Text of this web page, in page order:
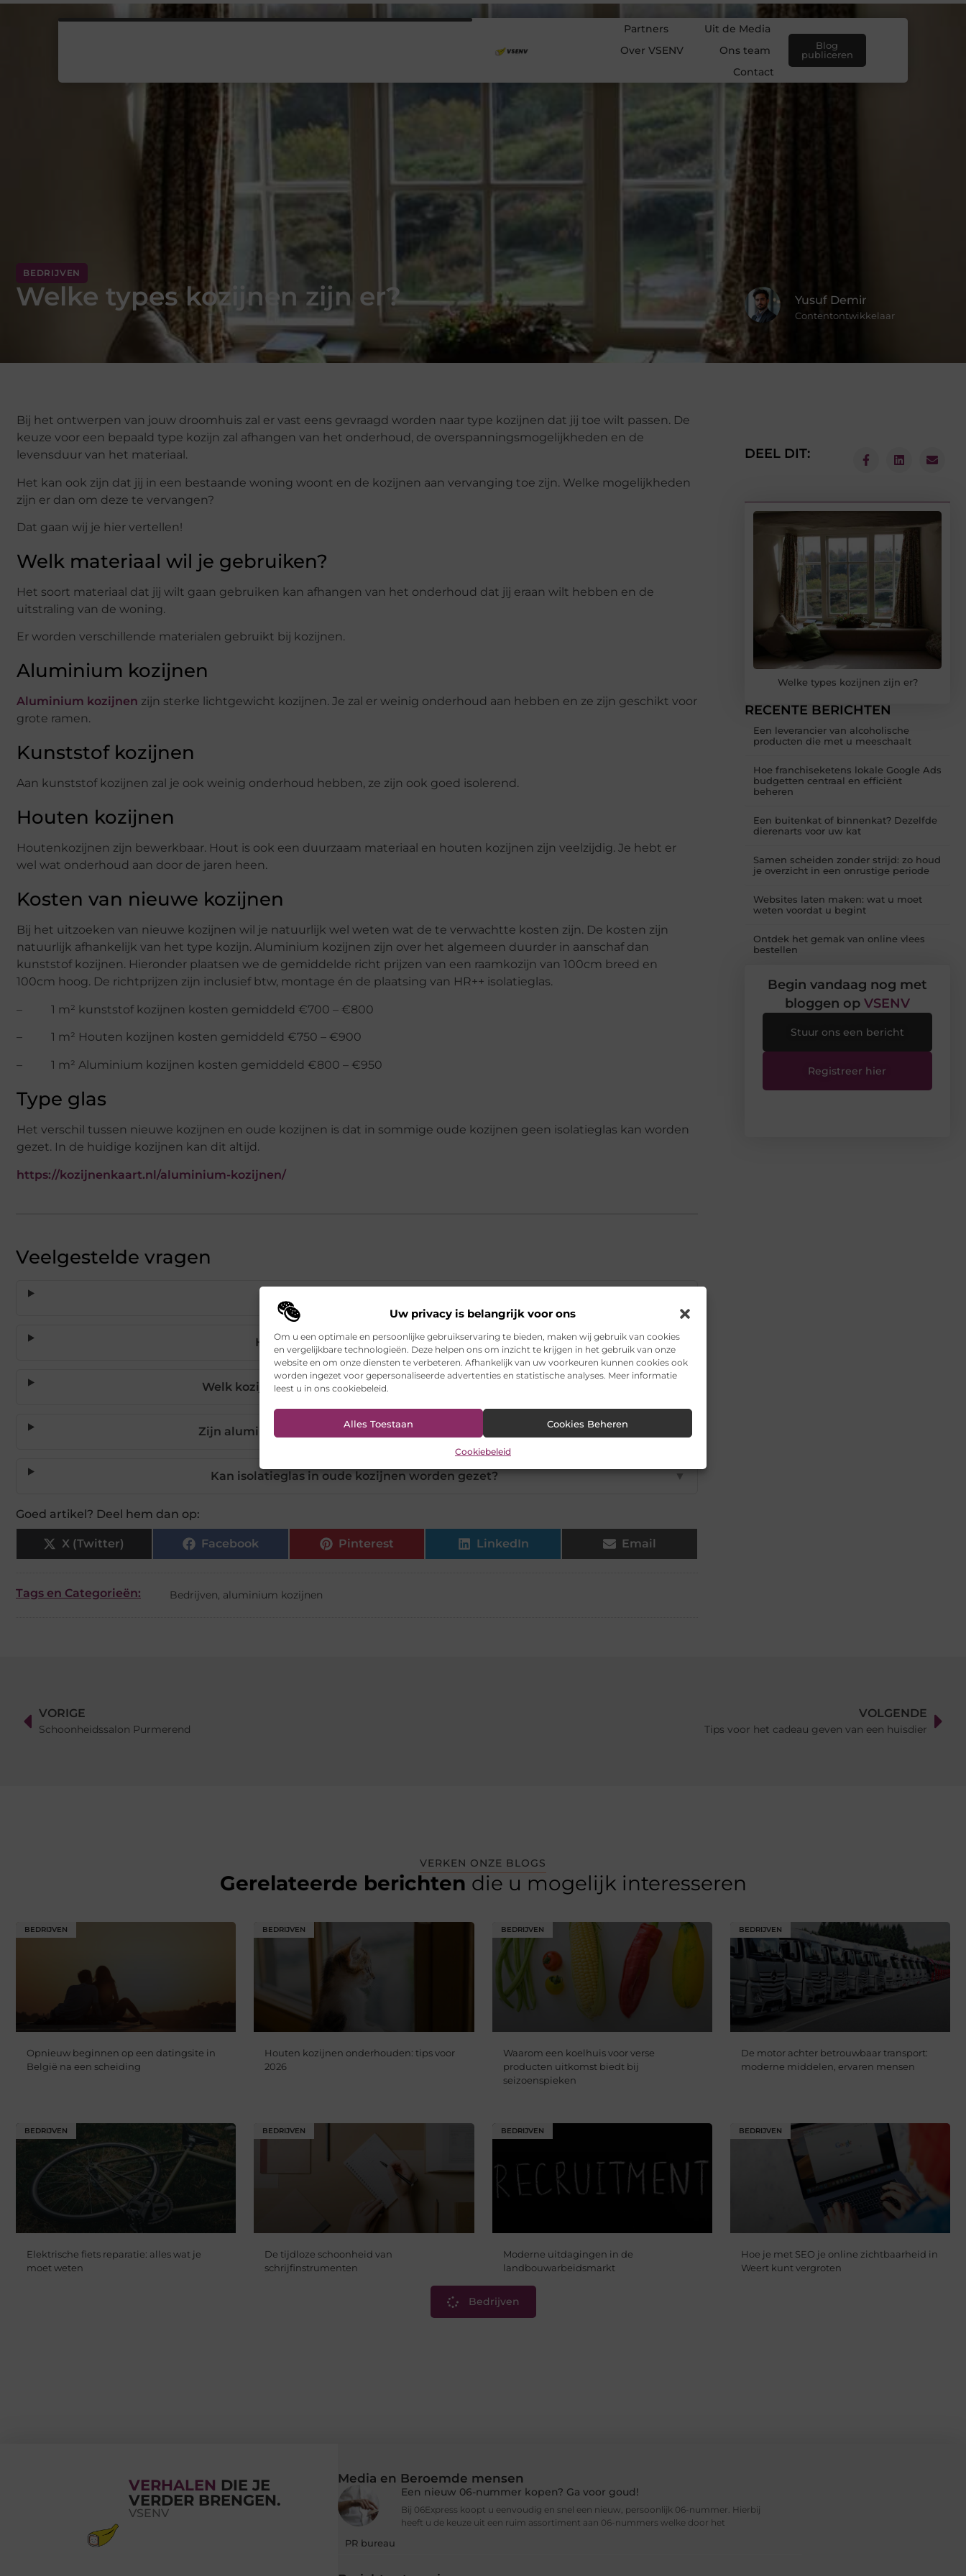
Uw privacy is belangrijk voor ons
Om u een optimale en persoonlijke gebruikservaring te bieden, maken wij gebruik van cookies
en vergelijkbare technologieën. Deze helpen ons om inzicht te krijgen in het gebruik van onze
website en om onze diensten te verbeteren. Afhankelijk van uw voorkeuren kunnen cookies ook
worden ingezet voor gepersonaliseerde advertenties en statistische analyses. Meer informatie
leest u in ons cookiebeleid.
Alles Toestaan Cookies Beheren
Cookiebeleid
Partners
Uit de Media
Over VSENV
Ons team
Contact
Blog
publiceren
BEDRIJVEN
Welke types kozijnen zijn er? Yusuf Demir
Contentontwikkelaar
Bij het ontwerpen van jouw droomhuis zal er vast eens gevraagd worden naar type kozijnen dat jij toe wilt passen. De
keuze voor een bepaald type kozijn zal afhangen van het onderhoud, de overspanningsmogelijkheden en de
levensduur van het materiaal.
Het kan ook zijn dat jij in een bestaande woning woont en de kozijnen aan vervanging toe zijn. Welke mogelijkheden
zijn er dan om deze te vervangen?
Dat gaan wij je hier vertellen!
Welk materiaal wil je gebruiken?
Het soort materiaal dat jij wilt gaan gebruiken kan afhangen van het onderhoud dat jij eraan wilt hebben en de
uitstraling van de woning.
Er worden verschillende materialen gebruikt bij kozijnen.
Aluminium kozijnen
Aluminium kozijnen zijn sterke lichtgewicht kozijnen. Je zal er weinig onderhoud aan hebben en ze zijn geschikt voor
grote ramen.
Kunststof kozijnen
Aan kunststof kozijnen zal je ook weinig onderhoud hebben, ze zijn ook goed isolerend.
Houten kozijnen
Houtenkozijnen zijn bewerkbaar. Hout is ook een duurzaam materiaal en houten kozijnen zijn veelzijdig. Je hebt er
wel wat onderhoud aan door de jaren heen.
Kosten van nieuwe kozijnen
Bij het uitzoeken van nieuwe kozijnen wil je natuurlijk wel weten wat de te verwachtte kosten zijn. De kosten zijn
natuurlijk afhankelijk van het type kozijn. Aluminium kozijnen zijn over het algemeen duurder in aanschaf dan
kunststof kozijnen. Hieronder plaatsen we de gemiddelde richt prijzen van een raamkozijn van 100cm breed en
100cm hoog. De richtprijzen zijn inclusief btw, montage én de plaatsing van HR++ isolatieglas.
– 1 m² kunststof kozijnen kosten gemiddeld €700 – €800
– 1 m² Houten kozijnen kosten gemiddeld €750 – €900
– 1 m² Aluminium kozijnen kosten gemiddeld €800 – €950
Type glas
Het verschil tussen nieuwe kozijnen en oude kozijnen is dat in sommige oude kozijnen geen isolatieglas kan worden
gezet. In de huidige kozijnen kan dit altijd.
https://kozijnenkaart.nl/aluminium-kozijnen/
Veelgestelde vragen
Welke types kozijnen zijn er?
Hoeveel kosten nieuwe kozijnen? ▼
Welk kozijnmateriaal heeft het minste onderhoud?
Zijn aluminium kozijnen geschikt voor grote ramen?
Kan isolatieglas in oude kozijnen worden gezet? ▼
Goed artikel? Deel hem dan op:
X (Twitter) Facebook Pinterest LinkedIn Email
Tags en Categorieën: Bedrijven, aluminium kozijnen
DEEL DIT:
Welke types kozijnen zijn er?
RECENTE BERICHTEN
Een leverancier van alcoholische
producten die met u meeschaalt
Hoe franchiseketens lokale Google Ads
budgetten centraal en efficiënt
beheren
Een buitenkat of binnenkat? Dezelfde
dierenarts voor uw kat
Samen scheiden zonder strijd: zo houd
je overzicht in een onrustige periode
Websites laten maken: wat u moet
weten voordat u begint
Ontdek het gemak van online vlees
bestellen
Begin vandaag nog met
bloggen op VSENV
Stuur ons een bericht
Registreer hier
VORIGE
Schoonheidssalon Purmerend
VOLGENDE
Tips voor het cadeau geven van een huisdier
VERKEN ONZE BLOGS
Gerelateerde berichten die u mogelijk interesseren
BEDRIJVEN
Opnieuw beginnen op een datingsite in
België na een scheiding
BEDRIJVEN
Houten kozijnen onderhouden: tips voor
2026
BEDRIJVEN
Waarom een koelhuis voor verse
producten uitkomst biedt bij
seizoenspieken
BEDRIJVEN
De motor achter betrouwbaar transport:
moderne middelen, ervaren mensen
BEDRIJVEN
Elektrische fiets reparatie: alles wat je
moet weten
BEDRIJVEN
De tijdloze schoonheid van
schrijfinstrumenten
BEDRIJVEN
Moderne uitdagingen in de
landbouwarbeidsmarkt
BEDRIJVEN
Hoe je met SEO je online zichtbaarheid in
Weert kunt vergroten
Bedrijven
VERHALEN DIE JE
VERDER BRENGEN.
VSENV
Media en Beroemde mensen
Een nieuw 06-nummer kopen? Ga voor goud!
Bij 06Express koopt u eenvoudig en snel een nieuw, persoonlijk 06-nummer. Hierbij
heeft u de keuze uit een ruim assortiment aan 06-nummers welke door het
PR bureau